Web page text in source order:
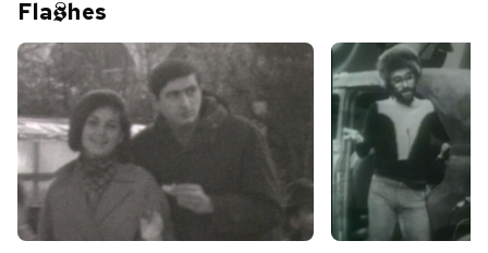
Fla hes